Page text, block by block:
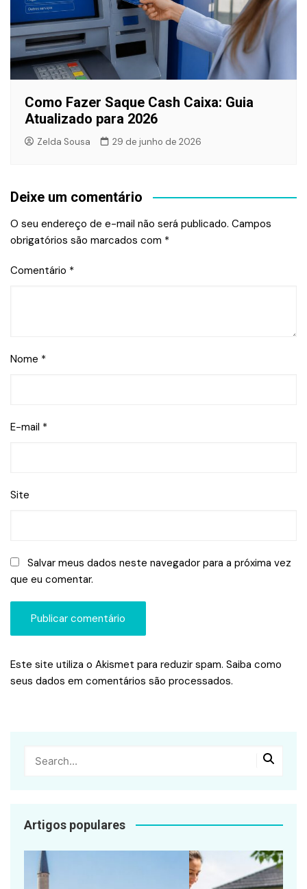
Como Fazer Saque Cash Caixa: Guia
Atualizado para 2026
Zelda Sousa 29 de junho de 2026
Deixe um comentário
O seu endereço de e-mail não será publicado. Campos
obrigatórios são marcados com *
Comentário *
Nome *
E-mail *
Site
Salvar meus dados neste navegador para a próxima vez
que eu comentar.
Este site utiliza o Akismet para reduzir spam. Saiba como
seus dados em comentários são processados.
Artigos populares